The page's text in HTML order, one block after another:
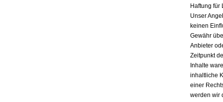
Haftung für
Unser
keinen
Gewähr
Anbieter
Zeitpunkt
Inhalte
inhaltliche
einer
werden wir